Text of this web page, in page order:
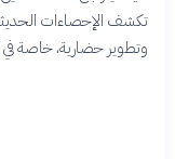
تكشف الإحصاءات
وتطوير حضارية، خاصة